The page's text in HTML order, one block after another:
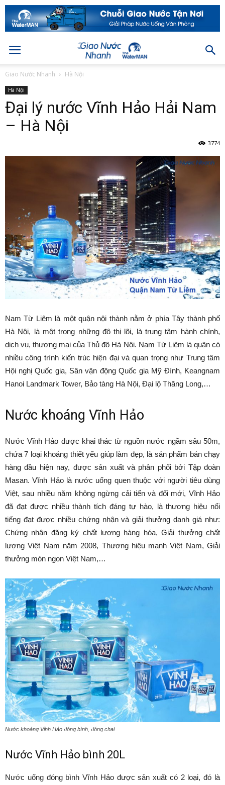
Giao Nước Nhanh Hà Nội
Hà Nội
Đại lý nước Vĩnh Hảo Hải Nam
– Hà Nội
3774
Nam Từ Liêm là một quận nội thành nằm ở phía Tây thành phố
Hà Nội, là một trong những đô thị lõi, là trung tâm hành chính,
dịch vụ, thương mại của Thủ đô Hà Nội. Nam Từ Liêm là quận có
nhiều công trình kiến trúc hiện đại và quan trọng như Trung tâm
Hội nghị Quốc gia, Sân vận động Quốc gia Mỹ Đình, Keangnam
Hanoi Landmark Tower, Bảo tàng Hà Nội, Đại lộ Thăng Long,…
Nước khoáng Vĩnh Hảo
Nước Vĩnh Hảo được khai thác từ nguồn nước ngầm sâu 50m,
chứa 7 loại khoáng thiết yếu giúp làm đẹp, là sản phẩm bán chạy
hàng đầu hiện nay, được sản xuất và phân phối bởi Tập đoàn
Masan. Vĩnh Hảo là nước uống quen thuộc với người tiêu dùng
Việt, sau nhiều năm không ngừng cải tiến và đổi mới, Vĩnh Hảo
đã đạt được nhiều thành tích đáng tự hào, là thương hiệu nổi
tiếng đạt được nhiều chứng nhận và giải thưởng danh giá như:
Chứng nhận đăng ký chất lượng hàng hóa, Giải thưởng chất
lượng Việt Nam năm 2008, Thương hiệu mạnh Việt Nam, Giải
thưởng món ngon Việt Nam,…
Nước khoáng Vĩnh Hảo đóng bình, đóng chai
Nước Vĩnh Hảo bình 20L
Nước uống đóng bình Vĩnh Hảo được sản xuất có 2 loại, đó là